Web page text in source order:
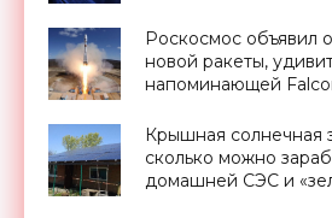
Роскосмос объявил
новой ракеты,
напоминающей
Крышная солнечная
сколько можно
домашней СЭС и